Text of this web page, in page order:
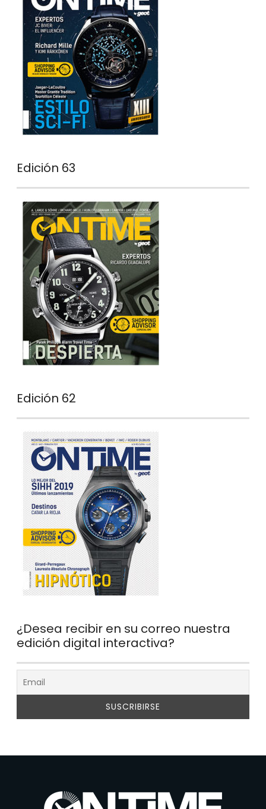
Edición 63
Edición 62
¿Desea recibir en su correo nuestra
edición digital interactiva?